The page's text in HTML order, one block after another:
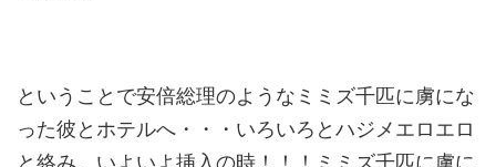
ということで安倍総理のようなミミズ千匹に虜にな
った彼とホテルへ・・・いろいろとハジメエロエロ
と絡み、いよいよ挿入の時！！！ミミズ千匹に虜に